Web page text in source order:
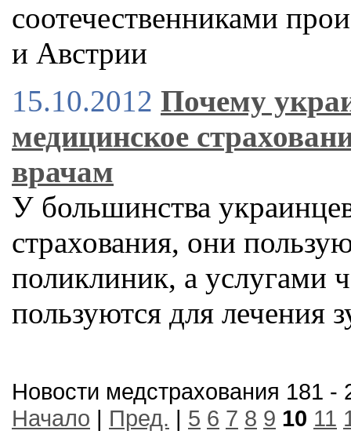
соотечественниками
и Австрии
15.10.2012 Почему
медицинское
врачам
У большинства
страхования, они
поликлиник, а услугами
пользуются для лечения
Новости медстрахования 181 -
Начало | Пред. | 5 6 7 8 9 10 11